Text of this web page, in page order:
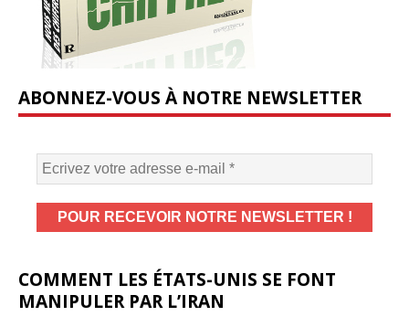
ABONNEZ-VOUS À NOTRE NEWSLETTER
COMMENT LES ÉTATS-UNIS SE FONT
MANIPULER PAR L’IRAN